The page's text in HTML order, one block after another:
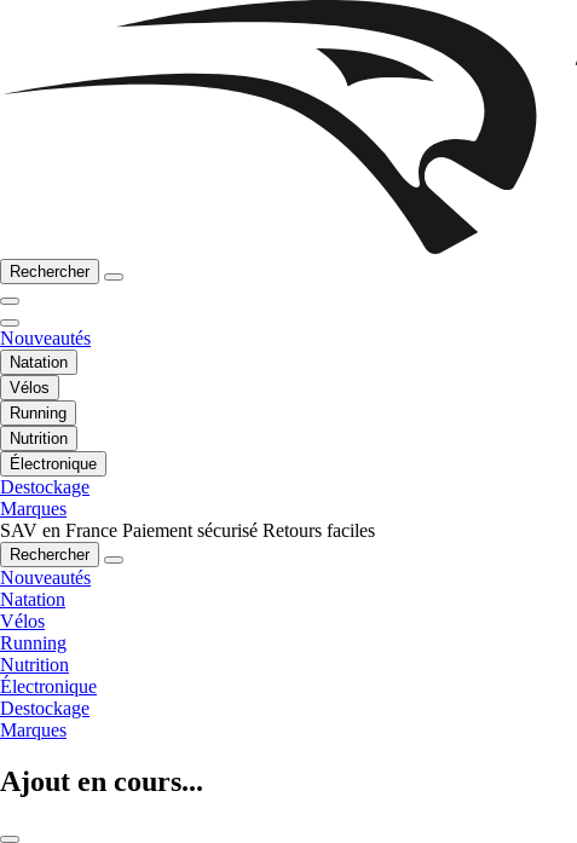
Rechercher
Nouveautés
Natation
Vélos
Running
Nutrition
Électronique
Destockage
Marques
SAV en France Paiement sécurisé Retours faciles
Rechercher
Nouveautés
Natation
Vélos
Running
Nutrition
Électronique
Destockage
Marques
Ajout en cours...